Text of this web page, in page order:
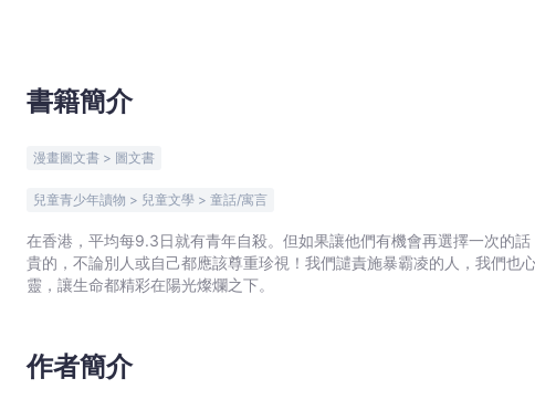
｜
Bookniverse
書籍簡介
漫畫圖文書 > 圖文書
兒童青少年讀物 > 兒童文學 > 童話/寓言
在香港，平均每9.3日就有青年自殺。但如果讓他們有機會再選擇一次的
貴的，不論別人或自己都應該尊重珍視！我們譴責施暴霸凌的人，我們也
靈，讓生命都精彩在陽光燦爛之下。
作者簡介